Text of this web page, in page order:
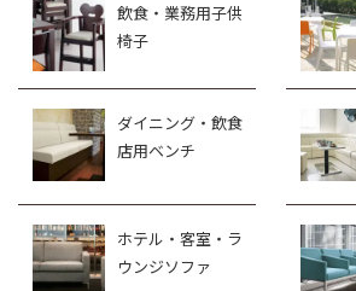
飲食・業務用子供
椅子
ダイニング・飲食
店用ベンチ
ホテル・客室・ラ
ウンジソファ